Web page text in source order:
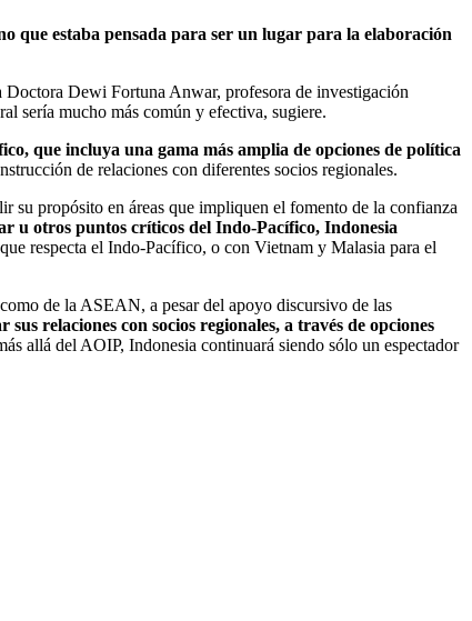
que estaba pensada para ser un lugar para la elaboración
Dewi Fortuna Anwar, profesora de investigación
sería mucho más común y efectiva, sugiere.
que incluya una gama más amplia de opciones de política
de relaciones con diferentes socios regionales.
su propósito en áreas que impliquen el fomento de la confianza
u otros puntos críticos del Indo-Pacífico, Indonesia
respecta el Indo-Pacífico, o con Vietnam y Malasia para el
de la ASEAN, a pesar del apoyo discursivo de las
relaciones con socios regionales, a través de opciones
allá del AOIP, Indonesia continuará siendo sólo un espectador